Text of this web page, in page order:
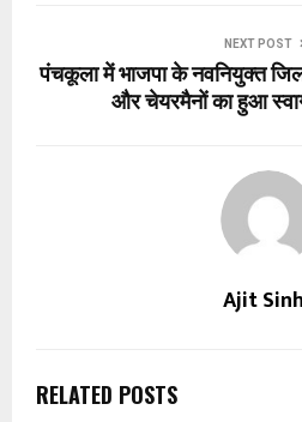
NEXT POST
पंचकूला में भाजपा के नवनियुक्त जिला
और चेयरमैनों का हुआ
Ajit
RELATED POSTS